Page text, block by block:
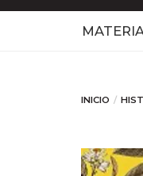
INICIO